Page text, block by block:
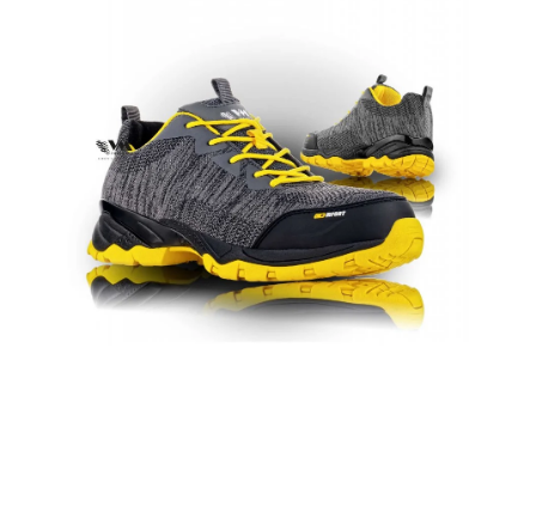
Kontakt Chránená dielňa
Pre firmy
Doprava, platba a zľavy
Potlač lôg
Formulár na výmenu tovaru
Kto sme
Reklamačný poriadok
Akcie v predajniach
Formulár na vrátenie tovaru /odstúpenie od zmluvy
Obchodné podmienky
Zásady ochrany osobných údajov